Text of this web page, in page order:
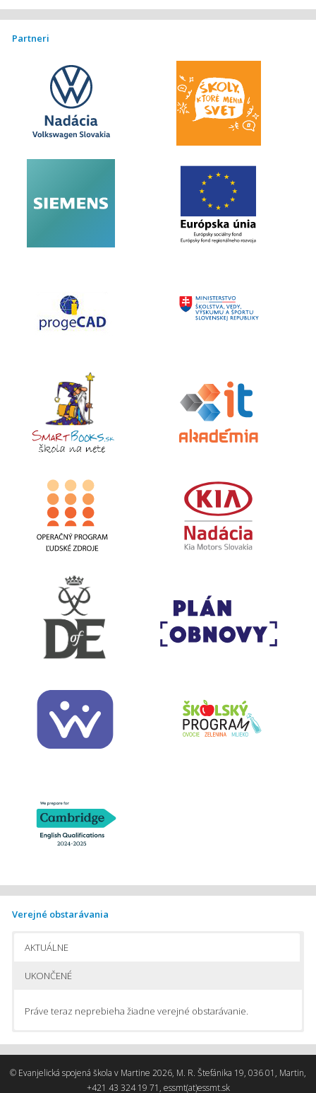
Partneri
Verejné obstarávania
AKTUÁLNE
UKONČENÉ
Práve teraz neprebieha žiadne verejné obstarávanie.
Stavebnice na automatizáciu
© Evanjelická spojená škola v Martine 2026, M. R. Štefánika 19, 036 01, Martin,
+421 43 324 19 71, essmt(at)essmt.sk